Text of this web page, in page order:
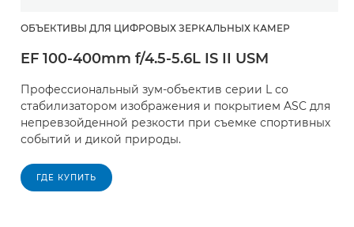
ОБЪЕКТИВЫ ДЛЯ ЦИФРОВЫХ ЗЕРКАЛЬНЫХ КАМЕР
EF 100-400mm f/4.5-5.6L IS II USM
Профессиональный зум-объектив серии L со
стабилизатором изображения и покрытием ASC для
непревзойденной резкости при съемке спортивных
событий и дикой природы.
ГДЕ КУПИТЬ